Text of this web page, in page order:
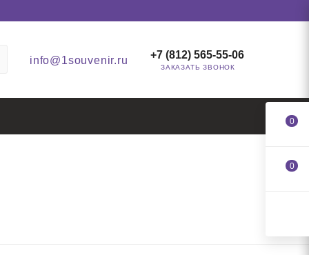
info@1souvenir.ru +7 (812) 565-55-06
ЗАКАЗАТЬ ЗВОНОК
0
0